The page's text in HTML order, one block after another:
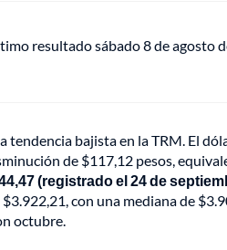
resultado sábado 8 de agosto
bajista en la TRM. El
de $117,12 pesos,
(registrado el 24 de
con una mediana de
octubre.